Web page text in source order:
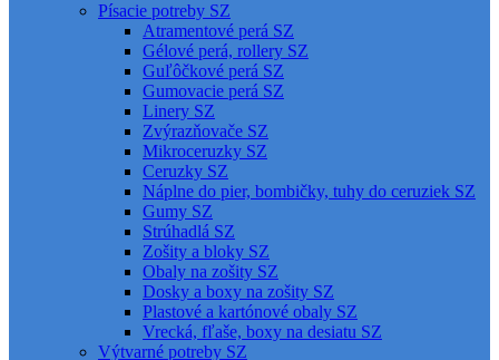
Písacie potreby SZ
Atramentové perá SZ
Gélové perá, rollery SZ
Guľôčkové perá SZ
Gumovacie perá SZ
Linery SZ
Zvýrazňovače SZ
Mikroceruzky SZ
Ceruzky SZ
Náplne do pier, bombičky, tuhy do ceruziek SZ
Gumy SZ
Strúhadlá SZ
Zošity a bloky SZ
Obaly na zošity SZ
Dosky a boxy na zošity SZ
Plastové a kartónové obaly SZ
Vrecká, fľaše, boxy na desiatu SZ
Výtvarné potreby SZ